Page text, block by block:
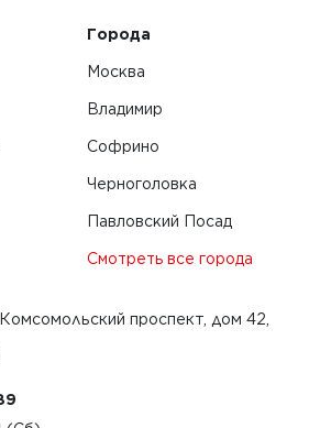
Города
Москва
Владимир
Софрино
Черноголовка
Павловский Посад
Смотреть все города
, Комсомольский проспект, дом 42,